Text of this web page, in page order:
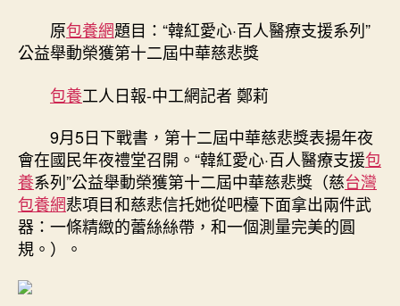
人
醫
列”
公
益
舉
動
榮
原包養網題目：“韓紅愛心·百人醫療支援系列”
公益舉動榮獲第十二屆中華慈悲獎
包養工人日報-中工網記者 鄭莉
9月5日下戰書，第十二屆中華慈悲獎表揚年夜
會在國民年夜禮堂召開。“韓紅愛心·百人醫療支援包
養系列”公益舉動榮獲第十二屆中華慈悲獎（慈台灣
包養網悲項目和慈悲信托她從吧檯下面拿出兩件武
器：一條精緻的蕾絲絲帶，和一個測量完美的圓
規。）。